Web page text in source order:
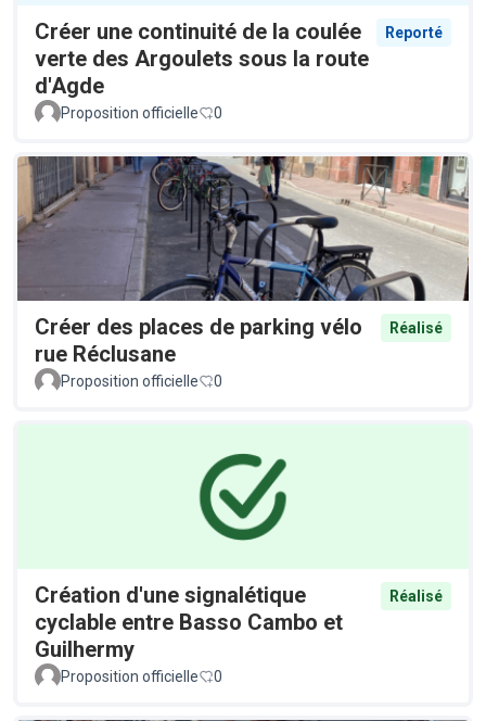
Créer une continuité de la coulée
verte des Argoulets sous la route
d'Agde
Reporté
Proposition officielle 0
Créer des places de parking vélo
rue Réclusane
Réalisé
Proposition officielle 0
Création d'une signalétique
cyclable entre Basso Cambo et
Guilhermy
Réalisé
Proposition officielle 0